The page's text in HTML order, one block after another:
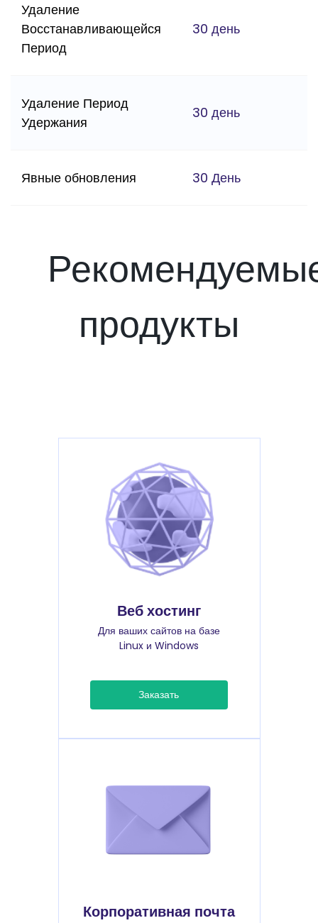
Удаление
Восстанавливающейся
Период
30 день
Удаление Период
Удержания
30 день
Явные обновления 30 День
продукты
Веб хостинг
Для ваших сайтов на базе
Linux и Windows
Заказать
Корпоративная почта